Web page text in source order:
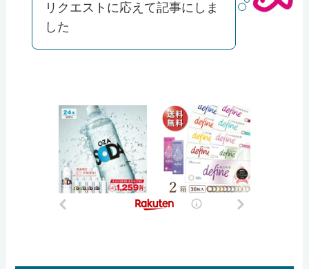
リクエストに応えて記事にしま
した